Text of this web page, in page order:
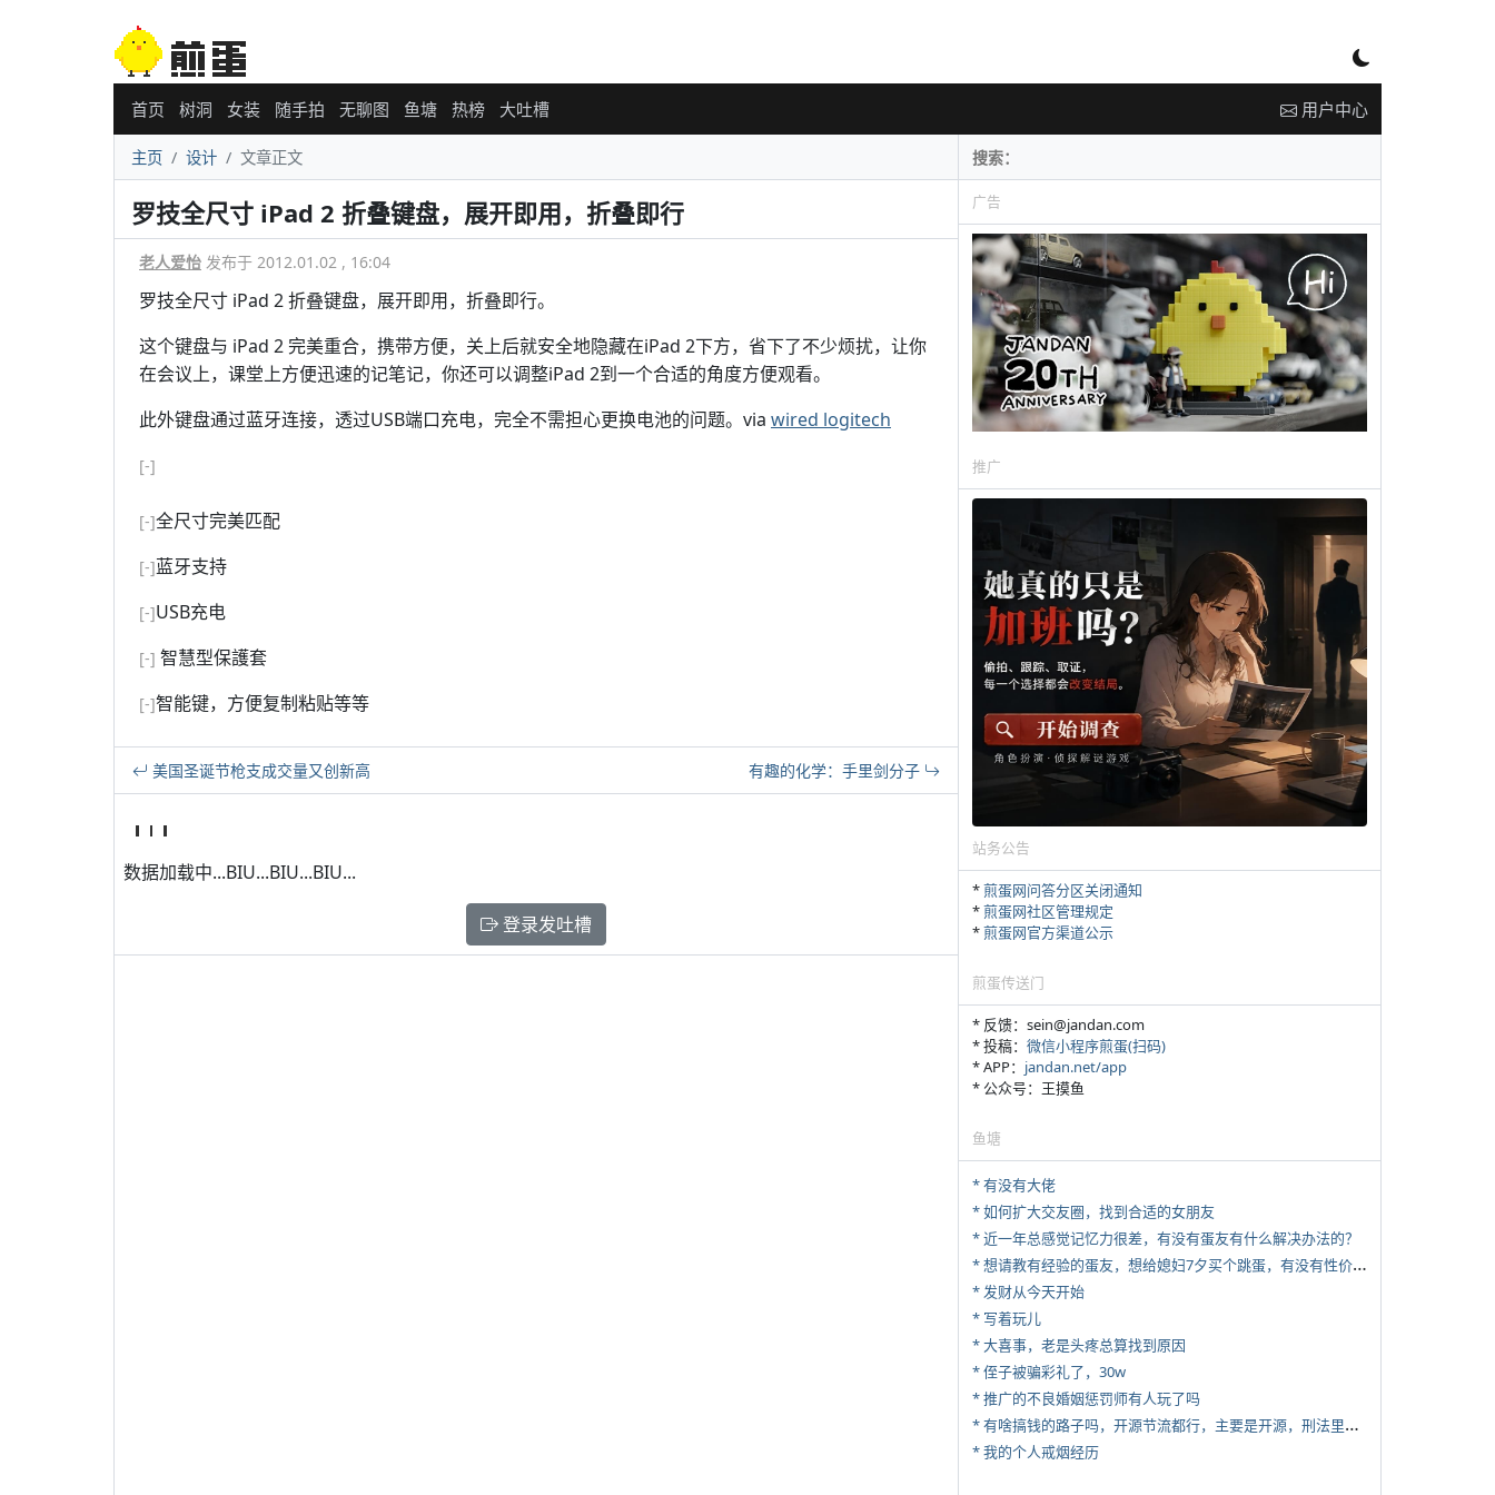
首页 树洞 女装 随手拍 无聊图 鱼塘 热榜 大吐槽 用户中心
主页 设计 文章正文
罗技全尺寸 iPad 2 折叠键盘，展开即用，折叠即行
老人爱怡 发布于 2012.01.02 , 16:04
罗技全尺寸 iPad 2 折叠键盘，展开即用，折叠即行。
这个键盘与 iPad 2 完美重合，携带方便，关上后就安全地隐藏在iPad 2下方，省下了不少烦扰，让你
在会议上，课堂上方便迅速的记笔记，你还可以调整iPad 2到一个合适的角度方便观看。
此外键盘通过蓝牙连接，透过USB端口充电，完全不需担心更换电池的问题。via wired logitech
[-]
[-]全尺寸完美匹配
[-]蓝牙支持
[-]USB充电
[-] 智慧型保護套
[-]智能键，方便复制粘贴等等
美国圣诞节枪支成交量又创新高 有趣的化学：手里剑分子
数据加载中...BIU...BIU...BIU...
登录发吐槽
广告
推广
站务公告
*煎蛋网问答分区关闭通知
*煎蛋网社区管理规定
*煎蛋网官方渠道公示
煎蛋传送门
* 反馈：sein@jandan.com
* 投稿： 微信小程序煎蛋(扫码)
* APP： jandan.net/app
* 公众号：王摸鱼
鱼塘
* 有没有大佬
* 如何扩大交友圈，找到合适的女朋友
* 近一年总感觉记忆力很差，有没有蛋友有什么解决办法的？
*
想请教有经验的蛋友，想给媳妇7夕买个跳蛋，有没有性价比高的推荐
* 发财从今天开始
* 写着玩儿
* 大喜事，老是头疼总算找到原因
* 侄子被骗彩礼了，30w
* 推广的不良婚姻惩罚师有人玩了吗
*
有啥搞钱的路子吗，开源节流都行，主要是开源，刑法里的咱不做
* 我的个人戒烟经历